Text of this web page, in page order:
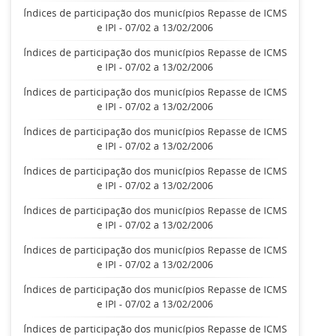
Índices de participação dos municípios Repasse de ICMS
e IPI - 07/02 a 13/02/2006
Índices de participação dos municípios Repasse de ICMS
e IPI - 07/02 a 13/02/2006
Índices de participação dos municípios Repasse de ICMS
e IPI - 07/02 a 13/02/2006
Índices de participação dos municípios Repasse de ICMS
e IPI - 07/02 a 13/02/2006
Índices de participação dos municípios Repasse de ICMS
e IPI - 07/02 a 13/02/2006
Índices de participação dos municípios Repasse de ICMS
e IPI - 07/02 a 13/02/2006
Índices de participação dos municípios Repasse de ICMS
e IPI - 07/02 a 13/02/2006
Índices de participação dos municípios Repasse de ICMS
e IPI - 07/02 a 13/02/2006
Índices de participação dos municípios Repasse de ICMS